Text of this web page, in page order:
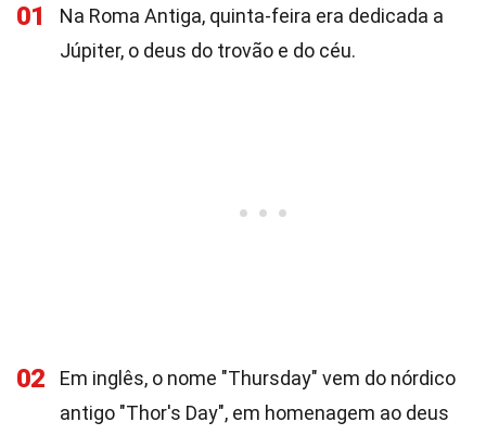
01
Na Roma Antiga, quinta-feira era dedicada a
Júpiter, o deus do trovão e do céu.
02
Em inglês, o nome "Thursday" vem do nórdico
antigo "Thor's Day", em homenagem ao deus